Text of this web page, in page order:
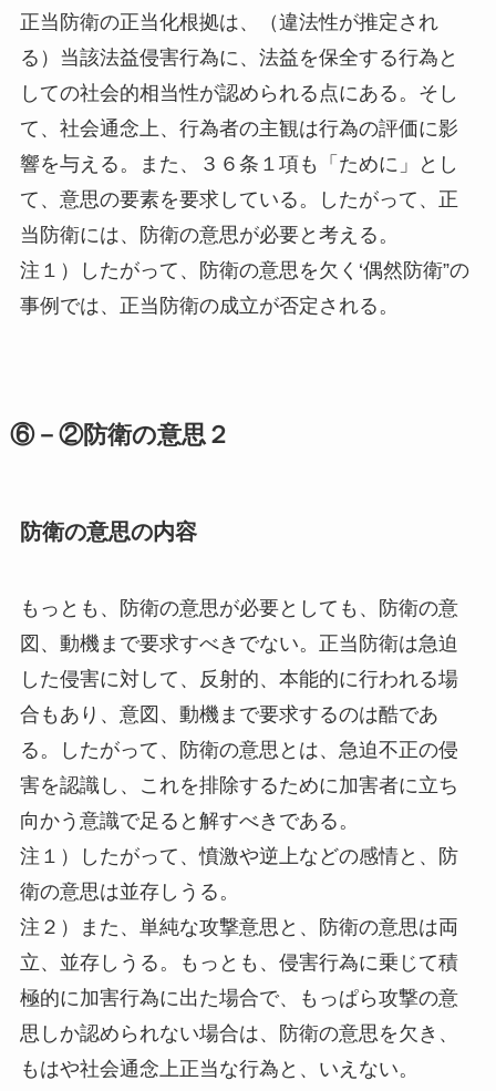
正当防衛の正当化根拠は、（違法性が推定され
る）当該法益侵害行為に、法益を保全する行為と
しての社会的相当性が認められる点にある。そし
て、社会通念上、行為者の主観は行為の評価に影
響を与える。また、３６条１項も「ために」とし
て、意思の要素を要求している。したがって、正
当防衛には、防衛の意思が必要と考える。
注１）したがって、防衛の意思を欠く‘偶然防衛”の
事例では、正当防衛の成立が否定される。
⑥－②防衛の意思２
防衛の意思の内容
もっとも、防衛の意思が必要としても、防衛の意
図、動機まで要求すべきでない。正当防衛は急迫
した侵害に対して、反射的、本能的に行われる場
合もあり、意図、動機まで要求するのは酷であ
る。したがって、防衛の意思とは、急迫不正の侵
害を認識し、これを排除するために加害者に立ち
向かう意識で足ると解すべきである。
注１）したがって、憤激や逆上などの感情と、防
衛の意思は並存しうる。
注２）また、単純な攻撃意思と、防衛の意思は両
立、並存しうる。もっとも、侵害行為に乗じて積
極的に加害行為に出た場合で、もっぱら攻撃の意
思しか認められない場合は、防衛の意思を欠き、
もはや社会通念上正当な行為と、いえない。